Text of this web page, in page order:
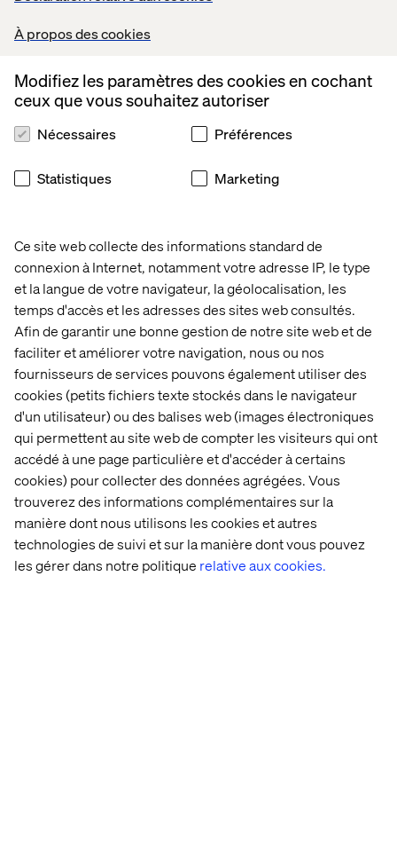
À propos des cookies
Ce site web collecte des informations standard de
connexion à Internet, notamment votre adresse IP, le type
et la langue de votre navigateur, la géolocalisation, les
temps d'accès et les adresses des sites web consultés.
Afin de garantir une bonne gestion de notre site web et de
faciliter et améliorer votre navigation, nous ou nos
fournisseurs de services pouvons également utiliser des
cookies (petits fichiers texte stockés dans le navigateur
d'un utilisateur) ou des balises web (images électroniques
qui permettent au site web de compter les visiteurs qui ont
accédé à une page particulière et d'accéder à certains
cookies) pour collecter des données agrégées. Vous
trouverez des informations complémentaires sur la
manière dont nous utilisons les cookies et autres
technologies de suivi et sur la manière dont vous pouvez
les gérer dans notre politique relative aux cookies.
Modifiez les paramètres des cookies en cochant
ceux que vous souhaitez autoriser
Nécessaires Préférences
Statistiques Marketing
COMMENT NOUS LE CONCRÉTISONS
Méthodologie